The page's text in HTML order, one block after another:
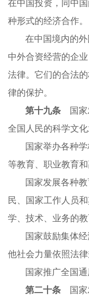
在中国投资，同中
种形式的经济合作。
在中国境内的外
中外合资经营的企
法律。它们的合法
律的保护。
第十九条国家
全国人民的科学文化
国家举办各种学
等教育、职业教育
国家发展各种教
民、国家工作人员
学、技术、业务的教
国家鼓励集体经
他社会力量依照法
国家推广全国通
第二十条国家